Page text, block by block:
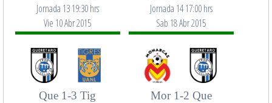
Jornada 13 19:30 hrs
Vie 10 Abr 2015
Jornada 14 17:00 hrs
Sab 18 Abr 2015
Que 1-3 Tig Mor 1-2 Que